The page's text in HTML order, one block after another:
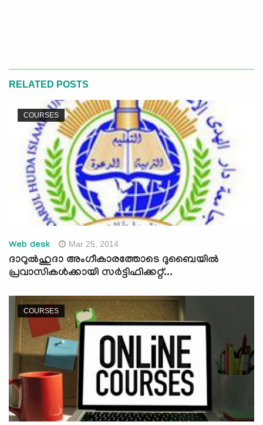
RELATED POSTS
COURSES
Web desk Mar 25, 2014
ദാറുല്‍ഹുദാ അംഗീകാരത്തോടെ ദുബൈയില്‍
പ്രവാസികള്‍ക്കായി സര്‍ട്ടിഫിക്കറ്റ്...
COURSES